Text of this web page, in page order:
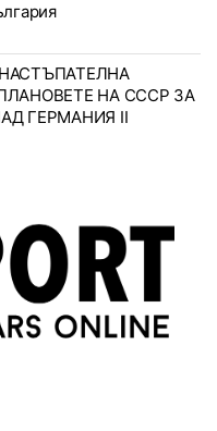
НА СССР ЗА
ГЕРМАНИЯ II